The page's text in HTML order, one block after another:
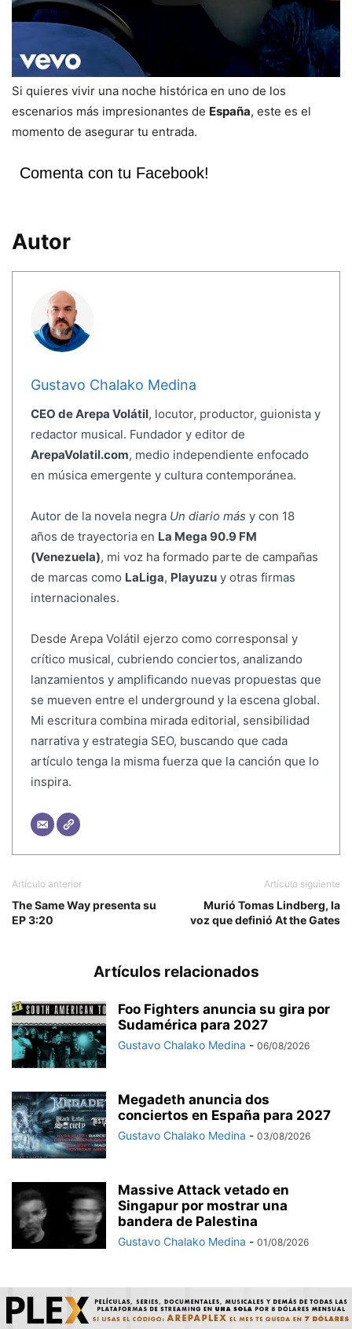
Si quieres vivir una noche histórica en uno de los
escenarios más impresionantes de España, este es el
momento de asegurar tu entrada.
Comenta con tu Facebook!
Autor
Gustavo Chalako Medina
CEO de Arepa Volátil, locutor, productor, guionista y
redactor musical. Fundador y editor de
ArepaVolatil.com, medio independiente enfocado
en música emergente y cultura contemporánea.
Autor de la novela negra Un diario más y con 18
años de trayectoria en La Mega 90.9 FM
(Venezuela), mi voz ha formado parte de campañas
de marcas como LaLiga, Playuzuy otras firmas
internacionales.
Desde Arepa Volátil ejerzo como corresponsal y
crítico musical, cubriendo conciertos, analizando
lanzamientos y amplificando nuevas propuestas que
se mueven entre el underground y la escena global.
Mi escritura combina mirada editorial, sensibilidad
narrativa y estrategia SEO, buscando que cada
artículo tenga la misma fuerza que la canción que lo
inspira.
Artículo anterior
The Same Way presenta su
EP 3:20
Artículo siguiente
Murió Tomas Lindberg, la
voz que definió At the Gates
Artículos relacionados
Foo Fighters anuncia su gira por
Sudamérica para 2027
Gustavo Chalako Medina - 06/08/2026
Megadeth anuncia dos
conciertos en España para 2027
Gustavo Chalako Medina - 03/08/2026
Massive Attack vetado en
Singapur por mostrar una
bandera de Palestina
Gustavo Chalako Medina - 01/08/2026